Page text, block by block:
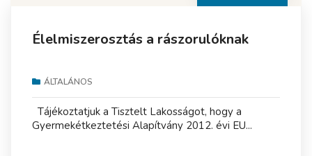
Élelmiszerosztás a rászorulóknak
ÁLTALÁNOS
Tájékoztatjuk a Tisztelt Lakosságot, hogy a
Gyermekétkeztetési Alapítvány 2012. évi EU...